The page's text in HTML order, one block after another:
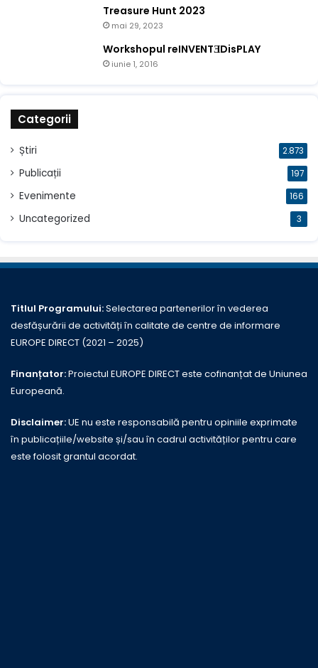
Treasure Hunt 2023
mai 29, 2023
Workshopul reINVENTƎDisPLAY
iunie 1, 2016
Categorii
Știri 2.873
Publicații 197
Evenimente 166
Uncategorized 3
Titlul Programului:Selectarea partenerilor în vederea
desfășurării de activități în calitate de centre de informare
EUROPE DIRECT (2021 – 2025)
Finanțator:Proiectul EUROPE DIRECT este cofinanțat de Uniunea
Europeană.
Disclaimer:UE nu este responsabilă pentru opiniile exprimate
în publicațiile/website și/sau în cadrul activităților pentru care
este folosit grantul acordat.